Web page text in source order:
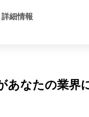
詳細情報
あなたの業界